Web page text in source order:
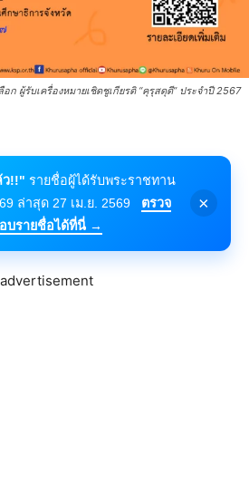
ผู้รับเครื่องหมายเชิดชูเกียรติ “คุรุสดุดี” ประจำปี 2567
ว!!" รายชื่อผู้ได้รับพระราชทาน
ล่าสุด 27 เม.ย. 2569
ตรวจ
บรายชื่อได้ที่นี่ →
×
advertisement